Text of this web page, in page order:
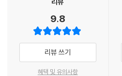
그림책을 통해 다양한 화 풀기 방법을 배워
《화가 호로록 풀리는 책》은 아주 쉽고
알려 주는 그림책이에요. 첫 장면부터 화
9.8
리뷰 쓰기
혜택 및 유의사항